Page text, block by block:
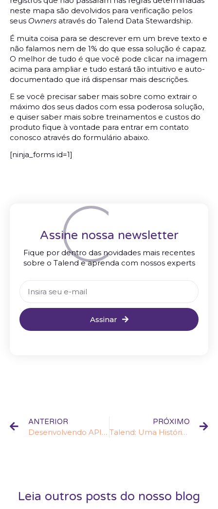
neste mapa são devolvidos para verificação pelos
seus Owners através do Talend Data Stewardship.
É muita coisa para se descrever em um breve texto e
não falamos nem de 1% do que essa solução é capaz.
O melhor de tudo é que você pode clicar na imagem
acima para ampliar e tudo estará tão intuitivo e auto-
documentado que irá dispensar mais descrições.
E se você precisar saber mais sobre como extrair o
máximo dos seus dados com essa poderosa solução,
e quiser saber mais sobre treinamentos e custos do
produto fique à vontade para entrar em contato
conosco através do formulário abaixo.
[ninja_forms id=1]
Assine nossa newsletter
Fique por dentro das novidades mais recentes
sobre o Talend e aprenda com nossos experts
Assinar
ANTERIOR
Desenvolvendo APIs REST com o Talend ESB
PRÓXIMO
Talend: Uma História de Inovação Contínua
Leia outros posts do nosso blog